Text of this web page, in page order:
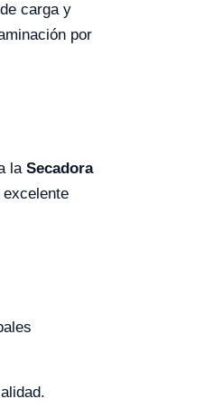
carga y
por
la Secadora